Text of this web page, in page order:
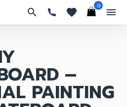
search favorites
0
menu
–
PAINTING